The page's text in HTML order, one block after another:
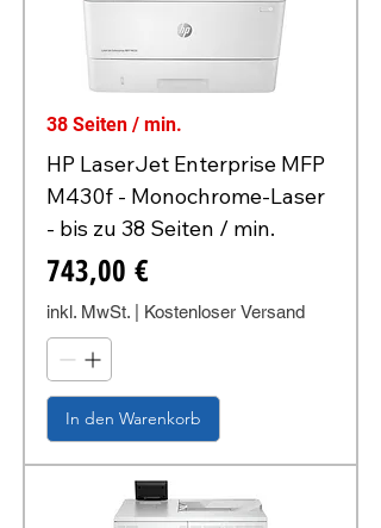
38 Seiten / min.
HP LaserJet Enterprise MFP
M430f - Monochrome-Laser
- bis zu 38 Seiten / min.
Preis
743,00 €
inkl. MwSt. Kostenloser Versand
In den Warenkorb